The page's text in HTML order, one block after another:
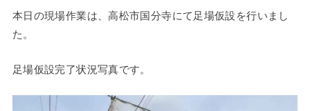
本日の現場作業は、高松市国分寺にて足場仮設を行いまし
た。
足場仮設完了状況写真です。